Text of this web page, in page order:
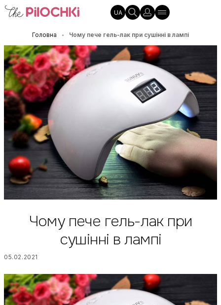
UA
Головна • Чому пече гель-лак при сушінні в лампі
Чому пече гель-лак при
сушінні в лампі
05.02.2021